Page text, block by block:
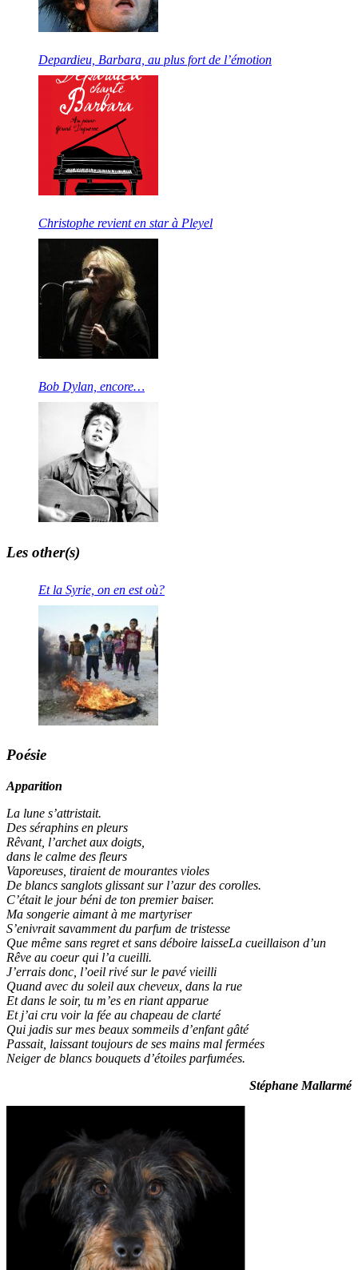
Depardieu, Barbara, au plus fort de l’émotion
Christophe revient en star à Pleyel
Bob Dylan, encore…
Les other(s)
Et la Syrie, on en est où?
Poésie
Apparition
La lune s’attristait.
Des séraphins en pleurs
Rêvant, l’archet aux doigts,
dans le calme des fleurs
Vaporeuses, tiraient de mourantes violes
De blancs sanglots glissant sur l’azur des corolles.
C’était le jour béni de ton premier baiser.
Ma songerie aimant à me martyriser
S’enivrait savamment du parfum de tristesse
Que même sans regret et sans déboire laisseLa cueillaison d’un
Rêve au coeur qui l’a cueilli.
J’errais donc, l’oeil rivé sur le pavé vieilli
Quand avec du soleil aux cheveux, dans la rue
Et dans le soir, tu m’es en riant apparue
Et j’ai cru voir la fée au chapeau de clarté
Qui jadis sur mes beaux sommeils d’enfant gâté
Passait, laissant toujours de ses mains mal fermées
Neiger de blancs bouquets d’étoiles parfumées.
Stéphane Mallarmé